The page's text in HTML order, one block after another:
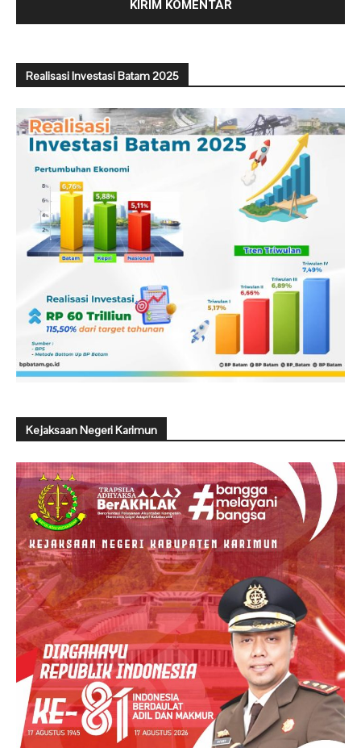
Realisasi Investasi Batam 2025
Kejaksaan Negeri Karimun